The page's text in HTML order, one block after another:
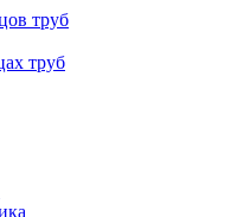
труб
труб